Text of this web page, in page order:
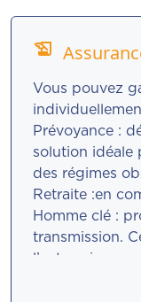
history_edu
Vous pouvez
Prévoyance :
solution idéale
des régimes
Retraite :en
Homme clé :
transmission.
l’entreprise